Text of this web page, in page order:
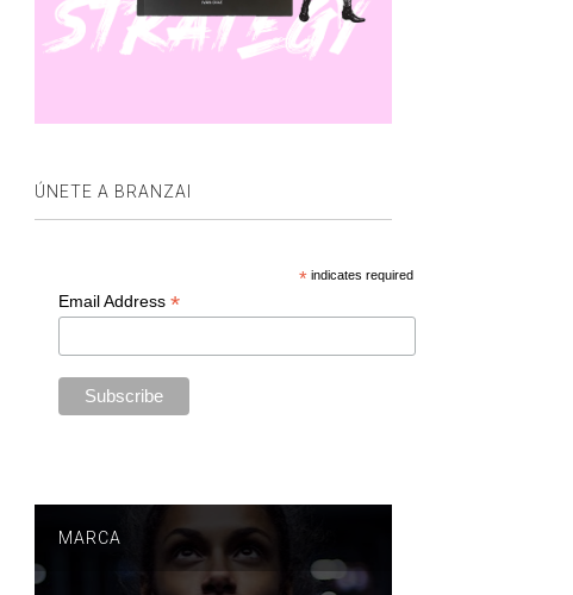
ÚNETE A BRANZAI
*indicates required
Email Address *
MARCA